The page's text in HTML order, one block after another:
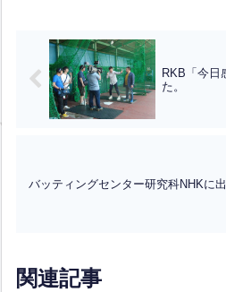
RKB「今日
た。
バッティングセンター研究科NHKに
関連記事